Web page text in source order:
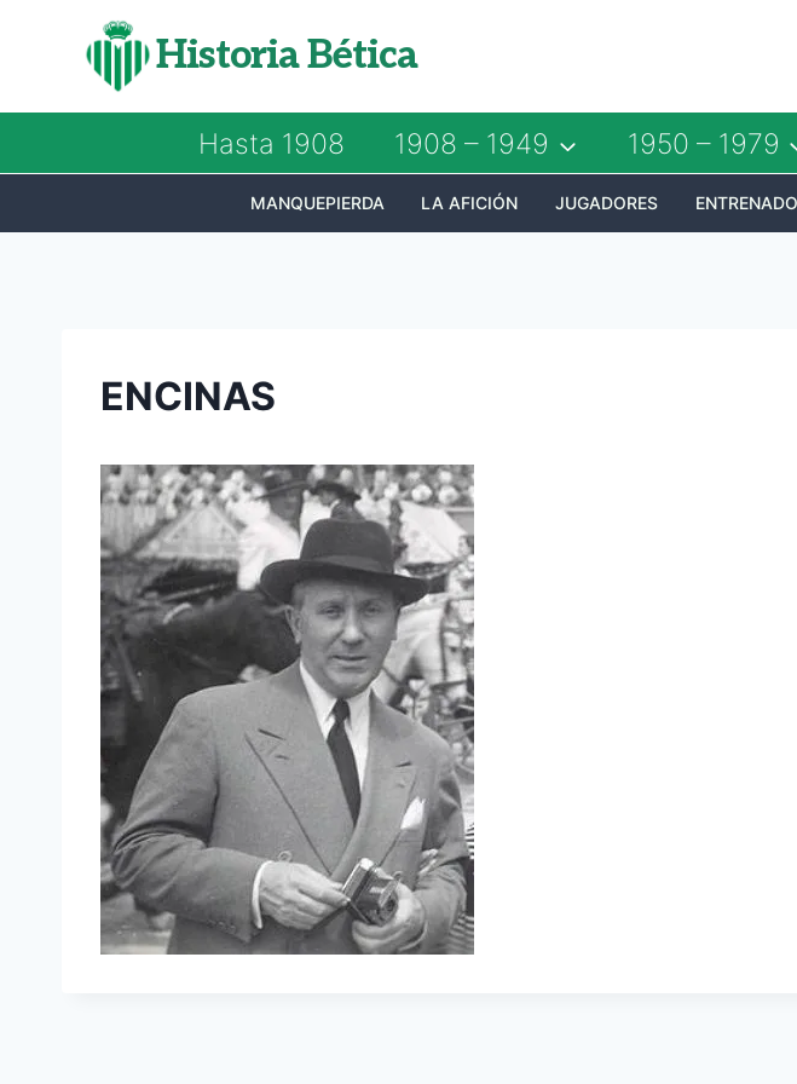
Historia Bética
Hasta 1908 1908 – 1949 1950 – 1979
MANQUEPIERDA LA AFICIÓN JUGADORES
ENCINAS